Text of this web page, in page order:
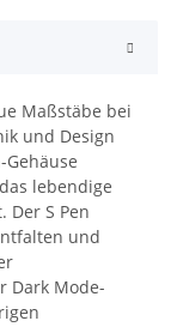
Maßstäbe bei
und Design
lebendige
Der S Pen
und
Dark Mode-